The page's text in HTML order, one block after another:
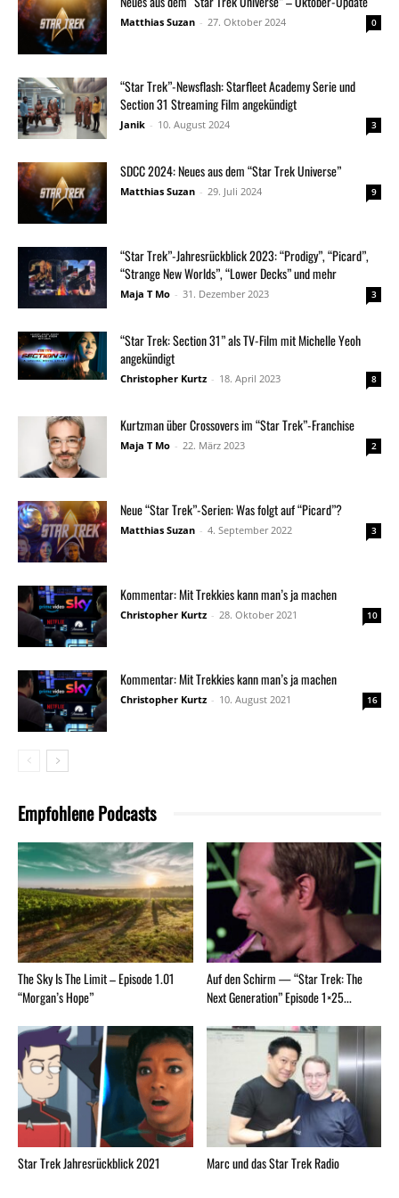
Matthias Suzan - 27. Oktober 2024 0
“Star Trek”-Newsflash: Starfleet Academy Serie und
Section 31 Streaming Film angekündigt
Janik - 10. August 2024 3
SDCC 2024: Neues aus dem “Star Trek Universe”
Matthias Suzan - 29. Juli 2024 9
“Star Trek”-Jahresrückblick 2023: “Prodigy”, “Picard”,
“Strange New Worlds”, “Lower Decks” und mehr
Maja T Mo - 31. Dezember 2023 3
“Star Trek: Section 31” als TV-Film mit Michelle Yeoh
angekündigt
Christopher Kurtz - 18. April 2023 8
Kurtzman über Crossovers im “Star Trek”-Franchise
Maja T Mo - 22. März 2023 2
Neue “Star Trek”-Serien: Was folgt auf “Picard”?
Matthias Suzan - 4. September 2022 3
Kommentar: Mit Trekkies kann man’s ja machen
Christopher Kurtz - 28. Oktober 2021 10
Kommentar: Mit Trekkies kann man’s ja machen
Christopher Kurtz - 10. August 2021 16
Empfohlene Podcasts
The Sky Is The Limit – Episode 1.01
“Morgan’s Hope”
Auf den Schirm — “Star Trek: The
Next Generation” Episode 1×25...
Star Trek Jahresrückblick 2021 Marc und das Star Trek Radio